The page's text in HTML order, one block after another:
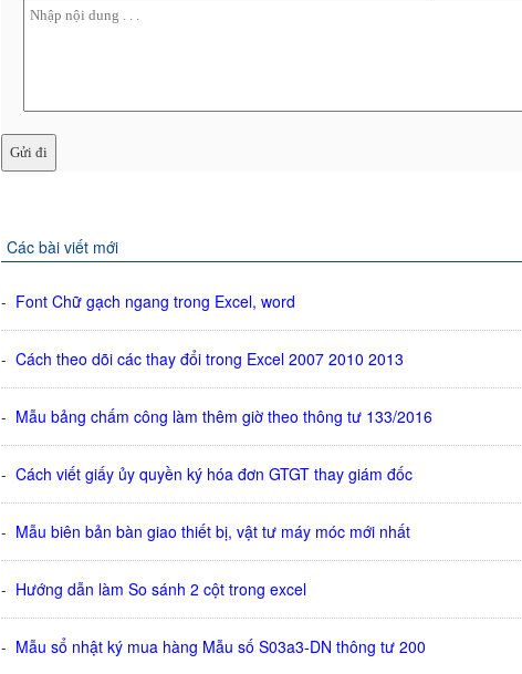
Các bài viết mới
- Font Chữ gạch ngang trong Excel, word
- Cách theo dõi các thay đổi trong Excel 2007 2010 2013
- Mẫu bảng chấm công làm thêm giờ theo thông tư 133/2016
- Cách viết giấy ủy quyền ký hóa đơn GTGT thay giám đốc
- Mẫu biên bản bàn giao thiết bị, vật tư máy móc mới nhất
- Hướng dẫn làm So sánh 2 cột trong excel
- Mẫu sổ nhật ký mua hàng Mẫu số S03a3-DN thông tư 200